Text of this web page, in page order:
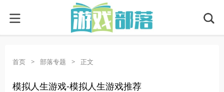
首页 > 部落专题 > 正文
模拟人生游戏-模拟人生游戏推荐